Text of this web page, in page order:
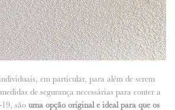
em particular, para além de serem
de segurança necessárias para conter a
são uma opção original e ideal para que os